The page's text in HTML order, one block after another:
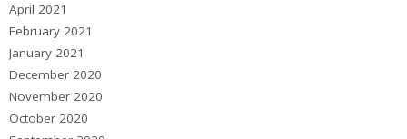
April 2021
February 2021
January 2021
December 2020
November 2020
October 2020